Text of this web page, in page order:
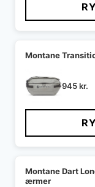
Montane
945kr.
Montane Dart
ærmer